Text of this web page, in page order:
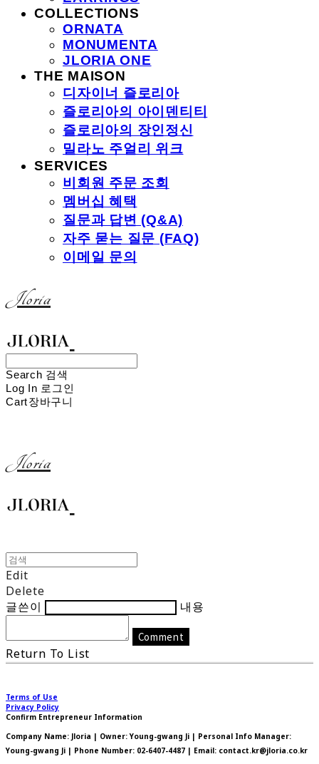
COLLECTIONS
ORNATA
MONUMENTA
JLORIA ONE
THE MAISON
디자이너 즐로리아
즐로리아의 아이덴티티
즐로리아의 장인정신
밀라노 주얼리 위크
SERVICES
비회원 주문 조회
멤버십 혜택
질문과 답변 (Q&A)
자주 묻는 질문 (FAQ)
이메일 문의
Jloria
Search 검색
Log In 로그인
Cart장바구니
Jloria
Edit
Delete
글쓴이
내용
Comment
Return To List
Terms of Use
Privacy Policy
Confirm Entrepreneur Information
Company Name: Jloria | Owner: Young-gwang Ji | Personal Info Manager:
Young-gwang Ji | Phone Number: 02-6407-4487 | Email: contact.kr@jloria.co.kr